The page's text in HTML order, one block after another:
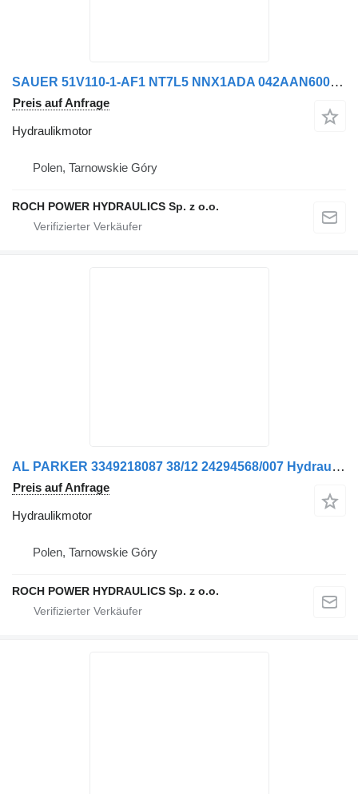
SAUER 51V110-1-AF1 NT7L5 NNX1ADA 042AAN600 Hydraulikmotor für Scarab 188A Kehrmaschine
Preis auf Anfrage
Hydraulikmotor
Polen, Tarnowskie Góry
ROCH POWER HYDRAULICS Sp. z o.o.
AL PARKER 3349218087 38/12 24294568/007 Hydraulikmotor für Johnston 142 Kehrmaschine
Preis auf Anfrage
Hydraulikmotor
Polen, Tarnowskie Góry
ROCH POWER HYDRAULICS Sp. z o.o.